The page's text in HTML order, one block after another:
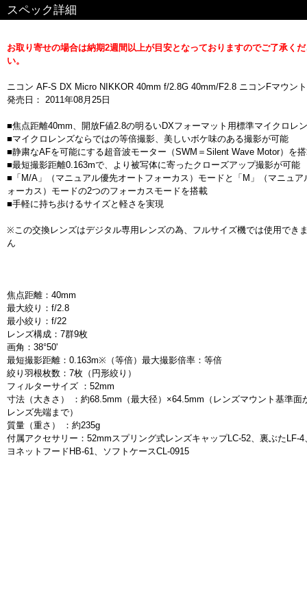
スペック詳細
お取り寄せの場合は納期2週間以上が目安となっておりますのでご了承く
い。
ニコン AF-S DX Micro NIKKOR 40mm f/2.8G 40mm/F2.8 ニコンFマウント
発売日： 2011年08月25日
■焦点距離40mm、開放F値2.8の明るいDXフォーマット用標準マイクロレ
■マイクロレンズならではの等倍撮影、美しいボケ味のある撮影が可能
■静粛なAFを可能にする超音波モーター（SWM＝Silent Wave Motor）を
■最短撮影距離0.163mで、より被写体に寄ったクローズアップ撮影が可能
■「M/A」（マニュアル優先オートフォーカス）モードと「M」（マニュア
ォーカス）モードの2つのフォーカスモードを搭載
■手軽に持ち歩けるサイズと軽さを実現
※この交換レンズはデジタル専用レンズの為、フルサイズ機では使用でき
ん
焦点距離：40mm
最大絞り：f/2.8
最小絞り：f/22
レンズ構成：7群9枚
画角：38°50'
最短撮影距離：0.163m※（等倍）最大撮影倍率：等倍
絞り羽根枚数：7枚（円形絞り）
フィルターサイズ ：52mm
寸法（大きさ） ：約68.5mm（最大径）×64.5mm（レンズマウント基準面
レンズ先端まで）
質量（重さ） ：約235g
付属アクセサリー：52mmスプリング式レンズキャップLC-52、裏ぶたLF-4
ヨネットフードHB-61、ソフトケースCL-0915